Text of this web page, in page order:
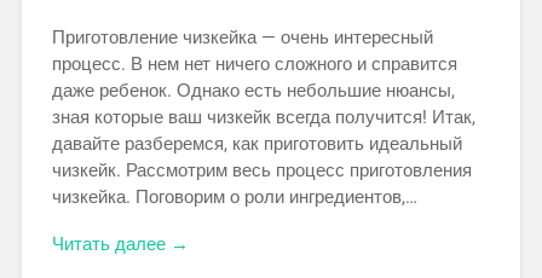
Приготовление чизкейка — очень интересный
процесс. В нем нет ничего сложного и справится
даже ребенок. Однако есть небольшие нюансы,
зная которые ваш чизкейк всегда получится! Итак,
давайте разберемся, как приготовить идеальный
чизкейк. Рассмотрим весь процесс приготовления
чизкейка. Поговорим о роли ингредиентов,…
Читать далее →